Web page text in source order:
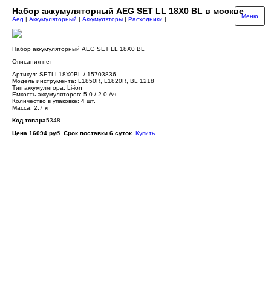
Набор аккумуляторный AEG SET LL 18X0 BL в москве
Меню
Aeg | Аккумуляторный | Аккумуляторы | Расходники |
Набор аккумуляторный AEG SET LL 18X0 BL
Описания нет
Артикул: SETLL18X0BL / 15703836
Модель инструмента: L1850R, L1820R, BL 1218
Тип аккумулятора: Li-ion
Емкость аккумуляторов: 5.0 / 2.0 Ач
Количество в упаковке: 4 шт.
Масса: 2.7 кг
Код товара5348
Цена 16094 руб. Срок поставки 6 суток. Купить